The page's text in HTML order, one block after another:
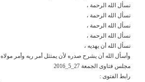
نسأل الله الرحمة ،
نسأل الله الرحمة ،
نسأل الله الرحمة ،
نسأل الله الرحمة ،
نسأل الله أن يهديه ،
وأسأل الله أن يشرح صدره لأن يمتثل أمر ربه وأمر مولاه .
مجلس فتاوى الجمعة 27_5_2016
رابط الفتوى :